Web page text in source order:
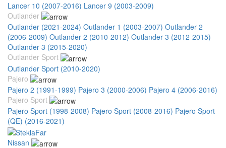
Lancer 10 (2007-2016) Lancer 9 (2003-2009)
Outlander
Outlander (2021-2024) Outlander 1 (2003-2007) Outlander 2
(2006-2009) Outlander 2 (2010-2012) Outlander 3 (2012-2015)
Outlander 3 (2015-2020)
Outlander Sport
Outlander Sport (2010-2020)
Pajero
Pajero 2 (1991-1999) Pajero 3 (2000-2006) Pajero 4 (2006-2016)
Pajero Sport
Pajero Sport (1998-2008) Pajero Sport (2008-2016) Pajero Sport
(QE) (2016-2021)
Nissan